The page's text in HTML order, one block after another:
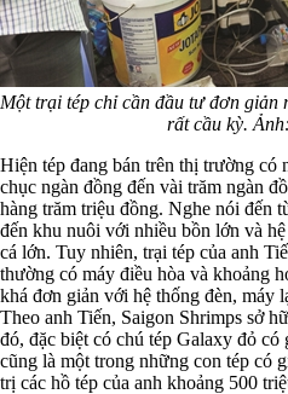
Một trại tép chỉ cần đầu tư đơn giản
rất cầu kỳ.
Hiện tép đang bán trên thị trường có
chục ngàn đồng đến vài trăm ngàn
hàng trăm triệu đồng. Nghe nói đến
đến khu nuôi với nhiều bồn lớn và
cá lớn. Tuy nhiên, trại tép của anh
thường có máy điều hòa và khoảng
khá đơn giản với hệ thống đèn, máy
Theo anh Tiến, Saigon Shrimps sở
đó, đặc biệt có chú tép Galaxy đỏ
cũng là một trong những con tép có
trị các hồ tép của anh khoảng 500